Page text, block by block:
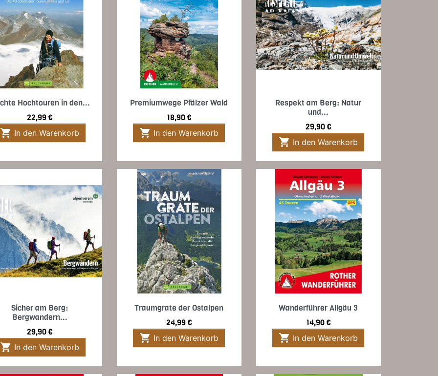
 Vorschau
Hochtouren in den...
Preis
22,99 €
 In den Warenkorb
Vorschau
Premiumwege Pfälzer Wald
Preis
18,90 €
 In den Warenkorb
Vorschau
Respekt am Berg: Natur
und...
Preis
29,90 €
 In den Warenkorb
 Vorschau
Sicher am Berg:
Bergwandern...
Preis
29,90 €
 In den Warenkorb
Vorschau
Traumgrate der Ostalpen
Preis
24,99 €
 In den Warenkorb
Vorschau
Wanderführer Allgäu 3
Preis
14,90 €
 In den Warenkorb